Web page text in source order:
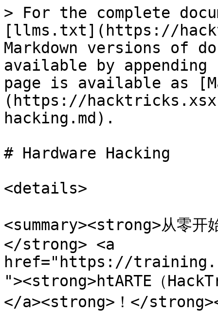
> For the complete
[llms.txt](https://
Markdown versions of
available by
page is available as
(https://
hacking.md).
# Hardware Hacking
<details>
<summary><strong>从零开
</strong> <a
href="https://
"><strong>htARTE（
</a><strong>！</